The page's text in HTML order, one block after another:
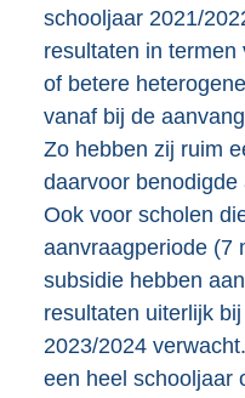
schooljaar 2021/
resultaten in
of betere
vanaf bij de
Zo hebben zij ruim
daarvoor
Ook voor scholen
aanvraagperiode (7
subsidie hebben
resultaten uiterlijk
2023/2024
een heel schooljaar